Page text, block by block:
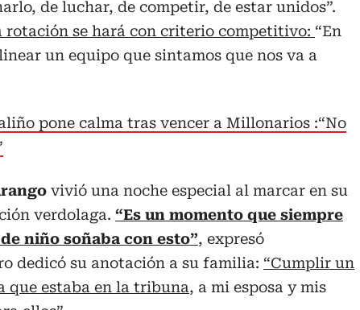
de luchar, de competir, de estar unidos”.
rotación se hará con criterio competitivo: “En
un equipo que sintamos que nos va a
pone calma tras vencer a Millonarios :“No
vivió una noche especial al marcar en su
verdolaga. “Es un momento que siempre
niño soñaba con esto”, expresó
dedicó su anotación a su familia: “Cumplir un
que estaba en la tribuna, a mi esposa y mis